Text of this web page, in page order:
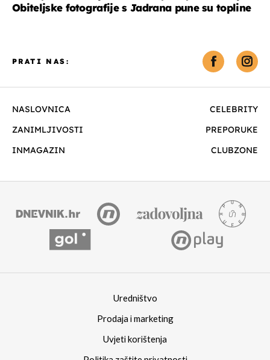
Obiteljske fotografije s Jadrana pune su topline
NASLOVNICA
CELEBRITY
ZANIMLJIVOSTI
PREPORUKE
INMAGAZIN
CLUBZONE
PRATI NAS:
Uredništvo
Prodaja i marketing
Uvjeti korištenja